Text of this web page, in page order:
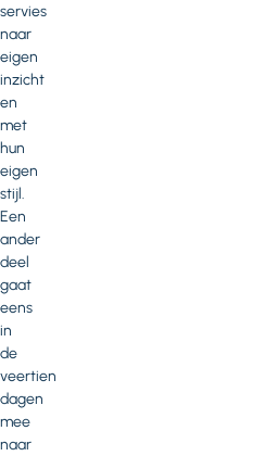
servies
naar
eigen
inzicht
en
met
hun
eigen
stijl.
Een
ander
deel
gaat
eens
in
de
veertien
dagen
mee
naar